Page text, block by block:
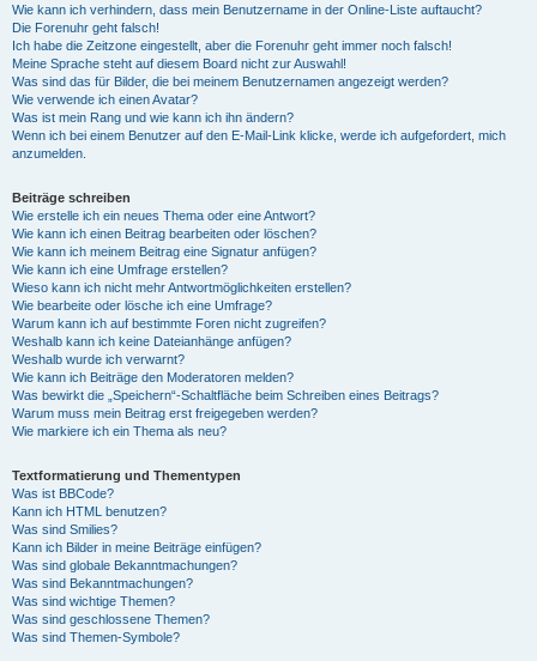
Wie kann ich verhindern, dass mein Benutzername in der Online-Liste auftaucht?
Die Forenuhr geht falsch!
Ich habe die Zeitzone eingestellt, aber die Forenuhr geht immer noch falsch!
Meine Sprache steht auf diesem Board nicht zur Auswahl!
Was sind das für Bilder, die bei meinem Benutzernamen angezeigt werden?
Wie verwende ich einen Avatar?
Was ist mein Rang und wie kann ich ihn ändern?
Wenn ich bei einem Benutzer auf den E-Mail-Link klicke, werde ich aufgefordert, mich
anzumelden.
Beiträge schreiben
Wie erstelle ich ein neues Thema oder eine Antwort?
Wie kann ich einen Beitrag bearbeiten oder löschen?
Wie kann ich meinem Beitrag eine Signatur anfügen?
Wie kann ich eine Umfrage erstellen?
Wieso kann ich nicht mehr Antwortmöglichkeiten erstellen?
Wie bearbeite oder lösche ich eine Umfrage?
Warum kann ich auf bestimmte Foren nicht zugreifen?
Weshalb kann ich keine Dateianhänge anfügen?
Weshalb wurde ich verwarnt?
Wie kann ich Beiträge den Moderatoren melden?
Was bewirkt die „Speichern“-Schaltfläche beim Schreiben eines Beitrags?
Warum muss mein Beitrag erst freigegeben werden?
Wie markiere ich ein Thema als neu?
Textformatierung und Thementypen
Was ist BBCode?
Kann ich HTML benutzen?
Was sind Smilies?
Kann ich Bilder in meine Beiträge einfügen?
Was sind globale Bekanntmachungen?
Was sind Bekanntmachungen?
Was sind wichtige Themen?
Was sind geschlossene Themen?
Was sind Themen-Symbole?